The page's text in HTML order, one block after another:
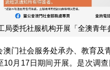
局委托社服机构开展「全澳青年
澳门社会服务处承办、教育
月17日期间开展。是次调